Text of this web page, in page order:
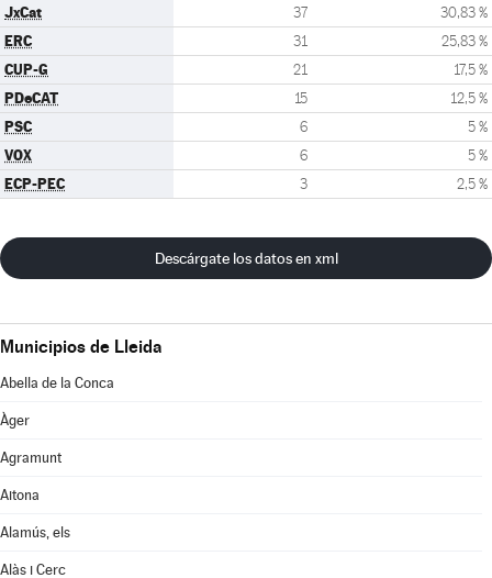
JxCat 37 30,83 %
ERC 31 25,83 %
CUP-G 21 17,5 %
PDeCAT 15 12,5 %
PSC 6 5 %
VOX 6 5 %
ECP-PEC 3 2,5 %
Descárgate los datos en xml
Municipios de Lleida
Abella de la Conca
Àger
Agramunt
Aitona
Alamús, els
Alàs i Cerc